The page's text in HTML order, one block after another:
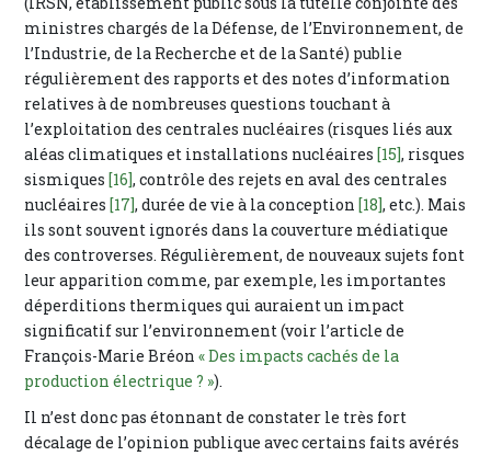
ministres chargés de la Défense, de l’Environnement, de
l’Industrie, de la Recherche et de la Santé) publie
régulièrement des rapports et des notes d’information
relatives à de nombreuses questions touchant à
l’exploitation des centrales nucléaires (risques liés aux
aléas climatiques et installations nucléaires[15], risques
sismiques[16], contrôle des rejets en aval des centrales
nucléaires[17], durée de vie à la conception[18], etc.). Mais
ils sont souvent ignorés dans la couverture médiatique
des controverses. Régulièrement, de nouveaux sujets font
leur apparition comme, par exemple, les importantes
déperditions thermiques qui auraient un impact
significatif sur l’environnement (voir l’article de
François-Marie Bréon« Des impacts cachés de la
production électrique ? »).
Il n’est donc pas étonnant de constater le très fort
décalage de l’opinion publique avec certains faits avérés